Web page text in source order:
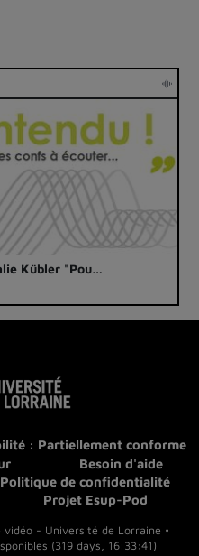
Kübler "Pou…
: Partiellement conforme
Besoin d'aide
Politique de confidentialité
Projet Esup-Pod
- Université de Lorraine •
(319 days, 16:33:41)